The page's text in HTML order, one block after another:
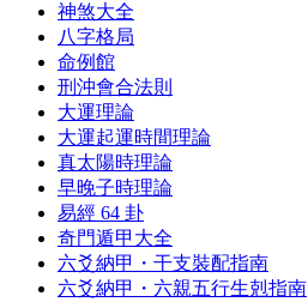
神煞大全
八字格局
命例館
刑沖會合法則
大運理論
大運起運時間理論
真太陽時理論
早晚子時理論
易經 64 卦
奇門遁甲大全
六爻納甲・干支裝配指南
六爻納甲・六親五行生剋指南